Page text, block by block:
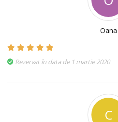
Oana
Rezervat în data de 1 martie 2020
C